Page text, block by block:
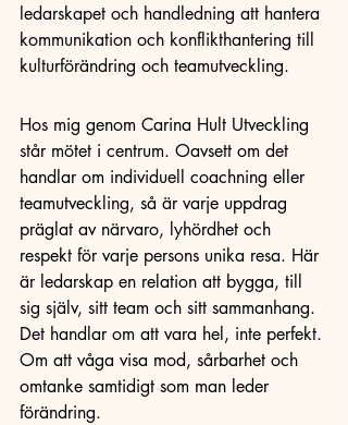
ledarskapet och handledning att hantera
kommunikation och konflikthantering till
kulturförändring och teamutveckling.
Hos mig genom Carina Hult Utveckling
står mötet i centrum. Oavsett om det
handlar om individuell coachning eller
teamutveckling, så är varje uppdrag
präglat av närvaro, lyhördhet och
respekt för varje persons unika resa. Här
är ledarskap en relation att bygga, till
sig själv, sitt team och sitt sammanhang.
Det handlar om att vara hel, inte perfekt.
Om att våga visa mod, sårbarhet och
omtanke samtidigt som man leder
förändring.